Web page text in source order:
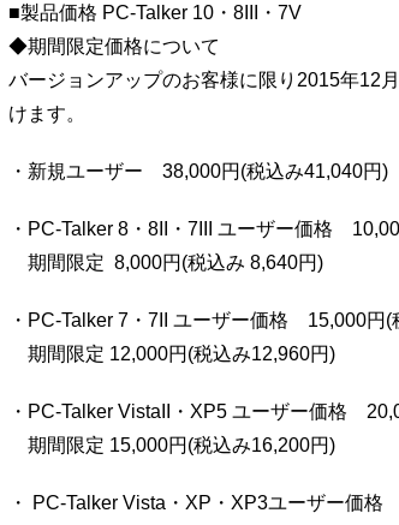
■製品価格 PC-Talker 10・8III・7V
◆期間限定価格について
バージョンアップのお客様に限り2015年12
けます。
・新規ユーザー 38,000円(税込み41,040円)
・PC-Talker 8・8II・7III ユーザー価格
期間限定 8,000円(税込み 8,640円)
・PC-Talker 7・7II ユーザー価格 15,000円(
期間限定 12,000円(税込み12,960円)
・PC-Talker VistaII・XP5 ユーザー価格
期間限定 15,000円(税込み16,200円)
・ PC-Talker Vista・XP・XP3ユーザー価